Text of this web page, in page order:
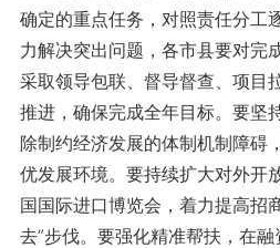
确定的重点任务，对照责任分工
力解决突出问题，各市县要对完
采取领导包联、督导督查、项目
推进，确保完成全年目标。要坚
除制约经济发展的体制机制障碍
优发展环境。要持续扩大对外开
国国际进口博览会，着力提高招
去”步伐。要强化精准帮扶，在